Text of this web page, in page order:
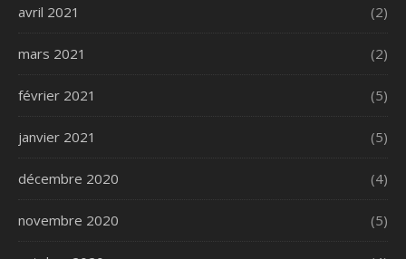
avril 2021 (2)
mars 2021 (2)
février 2021 (5)
janvier 2021 (5)
décembre 2020 (4)
novembre 2020 (5)